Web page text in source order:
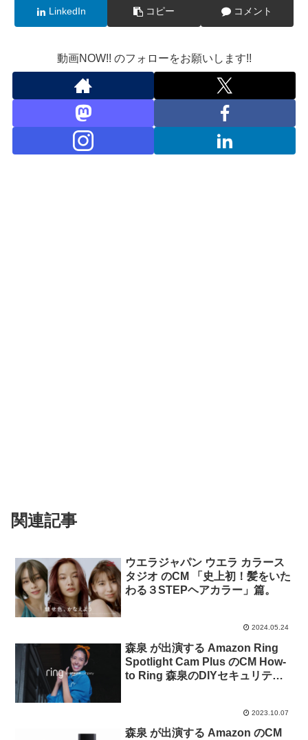
LinkedIn コピー コメント
動画NOW!! のフォローをお願いします!!
関連記事
ウエラジャパン ウエラ カラース
タジオ のCM 「史上初！髪をいた
わる３STEPヘアカラー」篇。
2024.05.24
森泉 が出演する Amazon Ring
Spotlight Cam Plus のCM How-
to Ring 森泉のDIYセキュリティ
2023.10.07
森泉 が出演する Amazon のCM